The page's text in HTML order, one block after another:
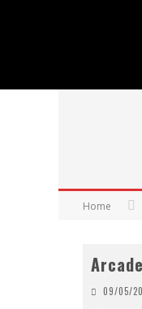
Home
09/05/